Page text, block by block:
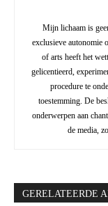
Mijn lichaam is
exclusieve autonomie
of arts heeft het
gelicentieerd,
procedure te
toestemming. De
onderwerpen aan
de media,
GERELATEERDE